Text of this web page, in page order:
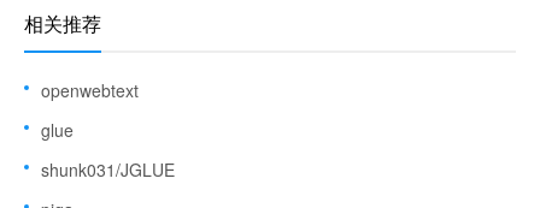
相关推荐
openwebtext
glue
shunk031/JGLUE